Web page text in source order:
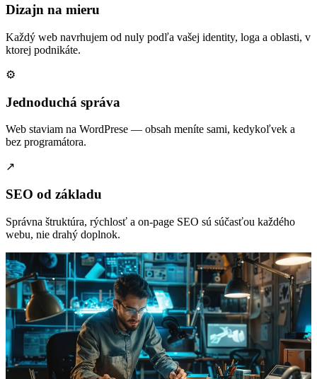
Dizajn na mieru
Každý web navrhujem od nuly podľa vašej identity, loga a oblasti, v
ktorej podnikáte.
⚙
Jednoduchá správa
Web staviam na WordPrese — obsah meníte sami, kedykoľvek a
bez programátora.
↗
SEO od základu
Správna štruktúra, rýchlosť a on-page SEO sú súčasťou každého
webu, nie drahý doplnok.